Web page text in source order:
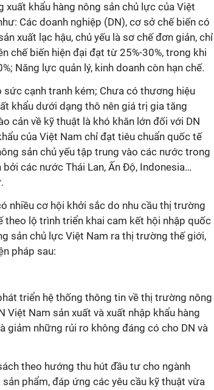
khẩu hàng nông sản chủ lực của Việt
Các doanh nghiệp (DN), cơ sở chế biến có
xuất lạc hậu, chủ yếu là sơ chế đơn giản, chỉ
chế biến hiện đại đạt từ 25%-30%, trong khi
Năng lực quản lý, kinh doanh còn hạn chế.
cạnh tranh kém; Chưa có thương hiệu
khẩu dưới dạng thô nên giá trị gia tăng
cản về kỹ thuật là khó khăn lớn đối với DN
của Việt Nam chỉ đạt tiêu chuẩn quốc tế
sản chủ yếu tập trung vào các nước trong
các nước Thái Lan, Ấn Độ, Indonesia…
nhiều cơ hội khởi sắc do nhu cầu thị trường
theo lộ trình triển khai cam kết hội nhập quốc
sản chủ lực Việt Nam ra thị trường thế giới,
pháp sau:
triển hệ thống thông tin về thị trường nông
Việt Nam sản xuất và xuất nhập khẩu hàng
giảm những rủi ro không đáng có cho DN và
theo hướng thu hút đầu tư cho ngành
phẩm, đáp ứng các yêu cầu kỹ thuật vừa